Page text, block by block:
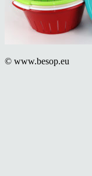
© www.besop.eu